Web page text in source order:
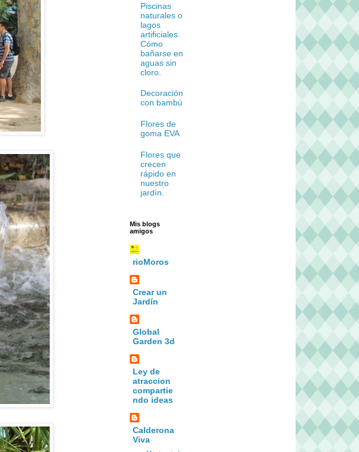
Piscinas
naturales o
lagos
artificiales.
Cómo
bañarse en
aguas sin
cloro.
Decoración
con bambú
Flores de
goma EVA
Flores que
crecen
rápido en
nuestro
jardín.
Mis blogs
amigos
rioMoros
Crear un
Jardín
Global
Garden 3d
Ley de
atraccion
compartie
ndo ideas
Calderona
Viva